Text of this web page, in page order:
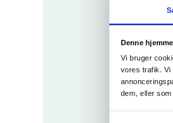
Denne
Vi bruger
vores trafik. Vi
dem, eller
gode
ansøgning til
en Erasmus+
ungdomsudv
eksling
Kontaktsemi